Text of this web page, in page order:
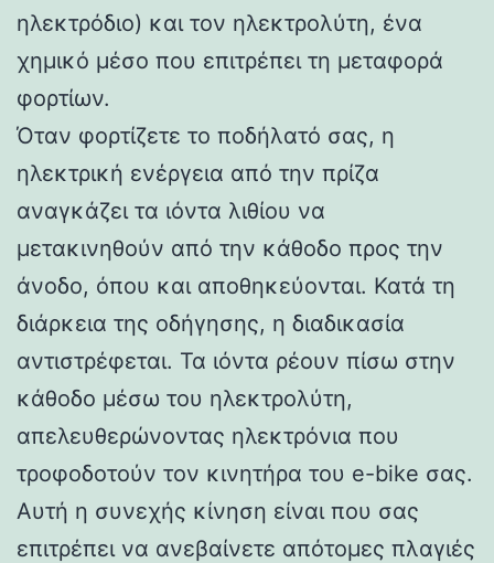
ηλεκτρόδιο) και τον ηλεκτρολύτη, ένα
χημικό μέσο που επιτρέπει τη μεταφορά
φορτίων.
Όταν φορτίζετε το ποδήλατό σας, η
ηλεκτρική ενέργεια από την πρίζα
αναγκάζει τα ιόντα λιθίου να
μετακινηθούν από την κάθοδο προς την
άνοδο, όπου και αποθηκεύονται. Κατά τη
διάρκεια της οδήγησης, η διαδικασία
αντιστρέφεται. Τα ιόντα ρέουν πίσω στην
κάθοδο μέσω του ηλεκτρολύτη,
απελευθερώνοντας ηλεκτρόνια που
τροφοδοτούν τον κινητήρα του e-bike σας.
Αυτή η συνεχής κίνηση είναι που σας
επιτρέπει να ανεβαίνετε απότομες πλαγιές